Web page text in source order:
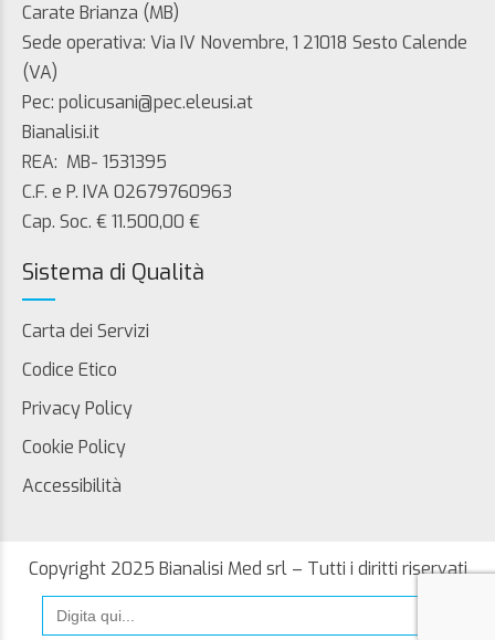
Carate Brianza (MB)
Sede operativa: Via IV Novembre, 1 21018 Sesto Calende
(VA)
Pec: policusani@pec.eleusi.at
Bianalisi.it
REA: MB- 1531395
C.F. e P. IVA 02679760963
Cap. Soc. € 11.500,00 €
Sistema di Qualità
Carta dei Servizi
Codice Etico
Privacy Policy
Cookie Policy
Accessibilità
Copyright 2025 Bianalisi Med srl – Tutti i diritti riservati
Search
for: